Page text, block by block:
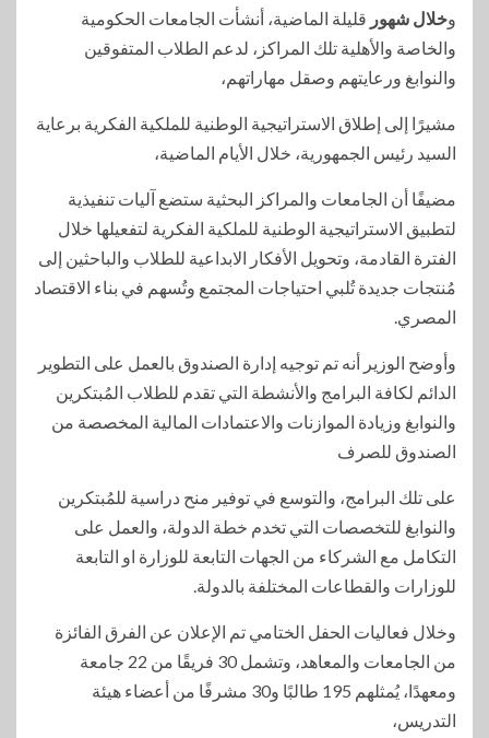
وخلال شهور قليلة الماضية، أنشأت الجامعات الحكومية
والخاصة والأهلية تلك المراكز، لدعم الطلاب المتفوقين
والنوابغ ورعايتهم وصقل مهاراتهم،
مشيرًا إلى إطلاق الاستراتيجية الوطنية للملكية الفكرية برعاية
السيد رئيس الجمهورية، خلال الأيام الماضية،
مضيفًا أن الجامعات والمراكز البحثية ستضع آليات تنفيذية
لتطبيق الاستراتيجية الوطنية للملكية الفكرية لتفعيلها خلال
الفترة القادمة، وتحويل الأفكار الابداعية للطلاب والباحثين إلى
مُنتجات جديدة تُلبي احتياجات المجتمع وتُسهم في بناء الاقتصاد
المصري.
وأوضح الوزير أنه تم توجيه إدارة الصندوق بالعمل على التطوير
الدائم لكافة البرامج والأنشطة التي تقدم للطلاب المُبتكرين
والنوابغ وزيادة الموازنات والاعتمادات المالية المخصصة من
الصندوق للصرف
على تلك البرامج، والتوسع في توفير منح دراسية للمُبتكرين
والنوابغ للتخصصات التي تخدم خطة الدولة، والعمل على
التكامل مع الشركاء من الجهات التابعة للوزارة او التابعة
للوزارات والقطاعات المختلفة بالدولة.
وخلال فعاليات الحفل الختامي تم الإعلان عن الفرق الفائزة
من الجامعات والمعاهد، وتشمل 30 فريقًا من 22 جامعة
ومعهدًا، يُمثلهم 195 طالبًا و30 مشرفًا من أعضاء هيئة
التدريس،